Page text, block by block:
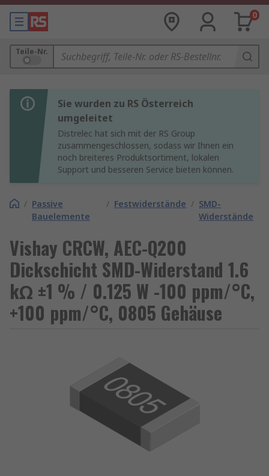
0
Teile-Nr.
Sie wurden zu RS Österreich
umgeleitet
Distrelec hat sich mit der RS Group
zusammengeschlossen, sodass wir Ihnen ein
noch breiteres Produktsortiment, lokalen
Support und besseren Service bieten können.
/ Passive
Bauelemente
/ Festwiderstände / SMD-
Widerstände
Vishay CRCW, AEC-Q200
Dickschicht SMD-Widerstand 1.6
kΩ ±1 % / 0.125 W -100 ppm/°C,
+100 ppm/°C, 0805 Gehäuse